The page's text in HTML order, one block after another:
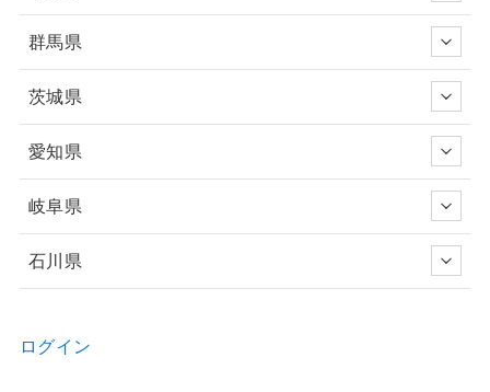
群馬県
茨城県
愛知県
岐阜県
石川県
ログイン